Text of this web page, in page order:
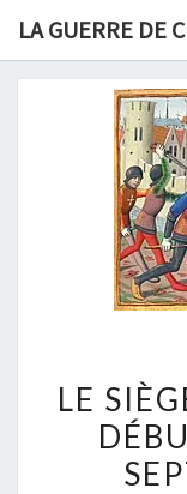
content
LA GUERRE DE
LE